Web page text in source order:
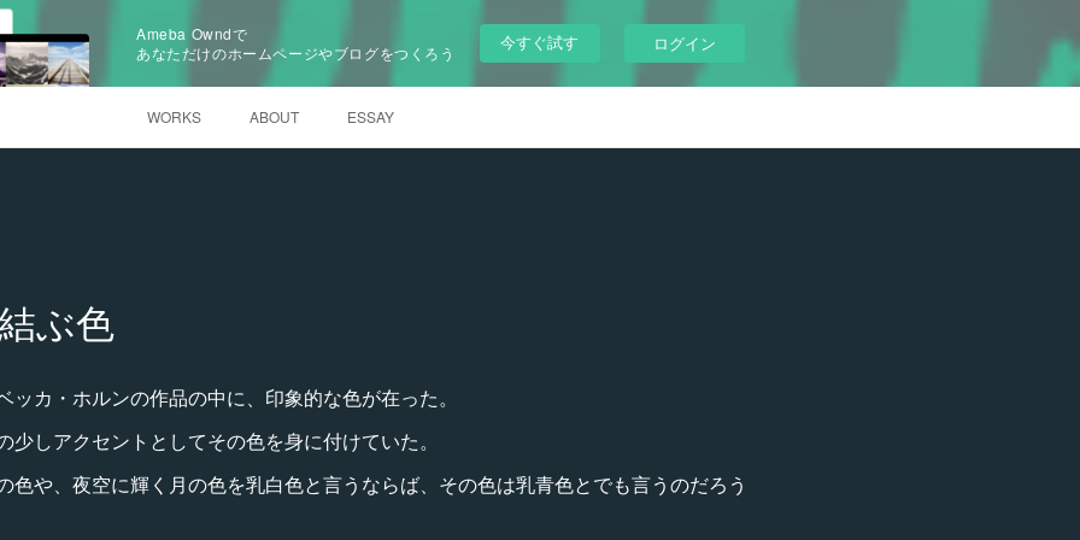
Ameba Owndで
あなただけのホームページやブログをつくろう
今すぐ試す ログイン
WORKS ABOUT ESSAY
ぶ色
カ・ホルンの作品の中に、印象的な色が在った。
しアクセントとしてその色を身に付けていた。
色や、夜空に輝く月の色を乳白色と言うならば、その色は乳青色とでも言うのだろう